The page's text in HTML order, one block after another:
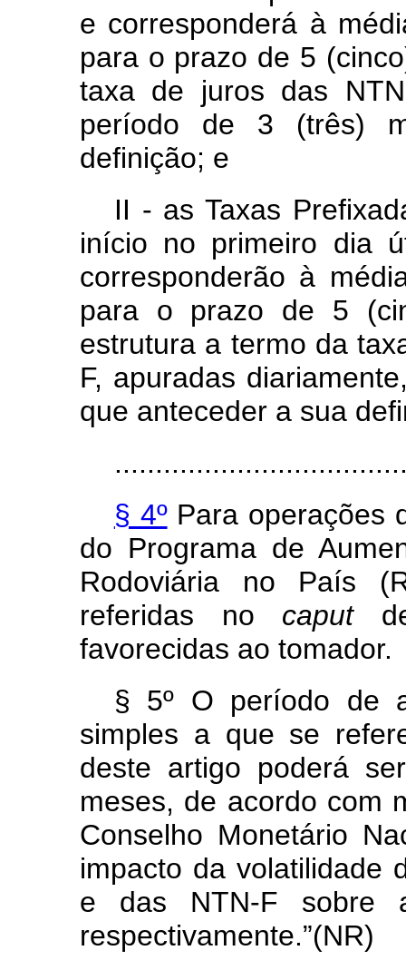
e corresponderá à
para o prazo de 5
taxa de juros das
período de 3 (três)
definição; e
II - as Taxas
início no primeiro dia
corresponderão à
para o prazo de 5
estrutura a termo da
F, apuradas
que anteceder a sua
§ 4ºPara operações
do Programa de
Rodoviária no País
referidas no caput
favorecidas ao tomador.
§ 5º O período de
simples a que se
deste artigo poderá
meses, de acordo com
Conselho Monetário
impacto da volatilidade
e das NTN-F sobre
respectivamente.”(NR)